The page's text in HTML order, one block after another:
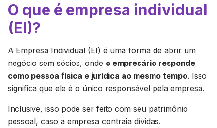
O que é empresa individual
(EI)?
A Empresa Individual (EI) é uma forma de abrir um
negócio sem sócios, onde o empresário responde
como pessoa física e jurídica ao mesmo tempo. Isso
significa que ele é o único responsável pela empresa.
Inclusive, isso pode ser feito com seu patrimônio
pessoal, caso a empresa contraia dívidas.